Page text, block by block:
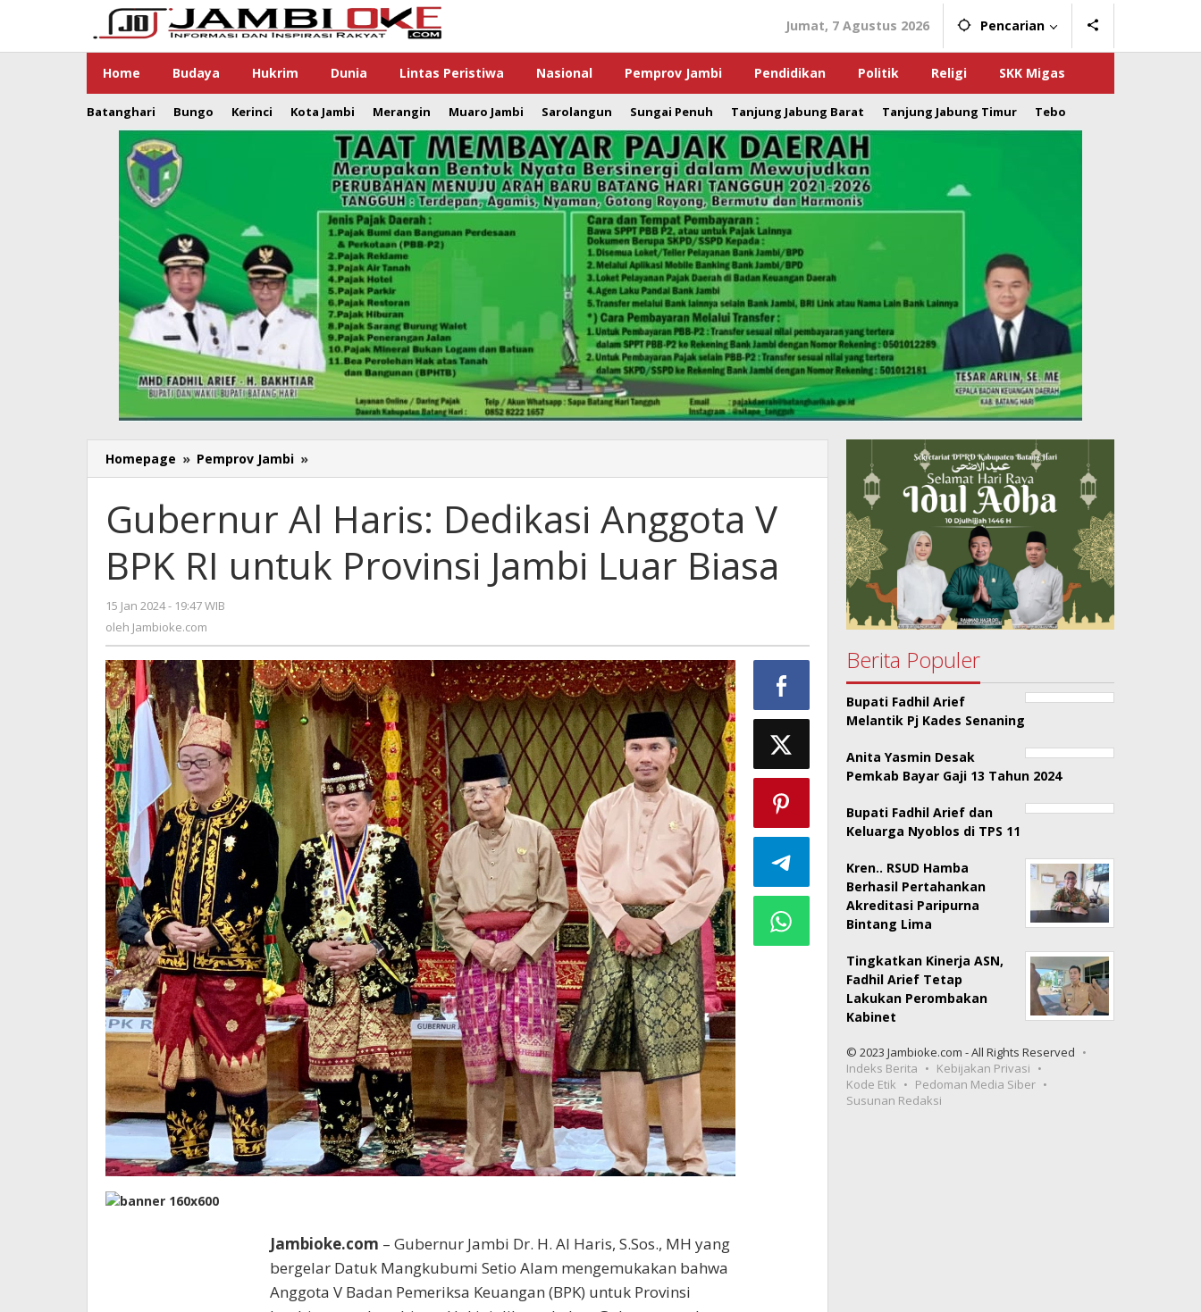
Jumat, 7 Agustus 2026 Pencarian
Home Budaya Hukrim Dunia Lintas Peristiwa Nasional Pemprov Jambi Pendidikan Politik Religi SKK Migas
Batanghari Bungo Kerinci Kota Jambi Merangin Muaro Jambi Sarolangun Sungai Penuh Tanjung Jabung Barat Tanjung Jabung Timur Tebo
Homepage » Pemprov Jambi »
Al
Dedikasi
Anggota
V
BPK
Jambi
Luar
Biasa
Gubernur Al Haris: Dedikasi Anggota V
BPK RI untuk Provinsi Jambi Luar Biasa
15 Jan 2024 - 19:47 WIB
oleh Jambioke.com
Jambioke.com – Gubernur Jambi Dr. H. Al Haris, S.Sos., MH yang
bergelar Datuk Mangkubumi Setio Alam mengemukakan bahwa
Anggota V Badan Pemeriksa Keuangan (BPK) untuk Provinsi
Berita Populer
Bupati Fadhil Arief
Melantik Pj Kades Senaning
Anita Yasmin Desak
Pemkab Bayar Gaji 13 Tahun 2024
Bupati Fadhil Arief dan
Keluarga Nyoblos di TPS 11
Kren.. RSUD Hamba
Berhasil Pertahankan
Akreditasi Paripurna
Bintang Lima
Tingkatkan Kinerja ASN,
Fadhil Arief Tetap
Lakukan Perombakan
Kabinet
© 2023 Jambioke.com - All Rights Reserved
Indeks Berita
Kebijakan Privasi
Kode Etik
Pedoman Media Siber
Susunan Redaksi